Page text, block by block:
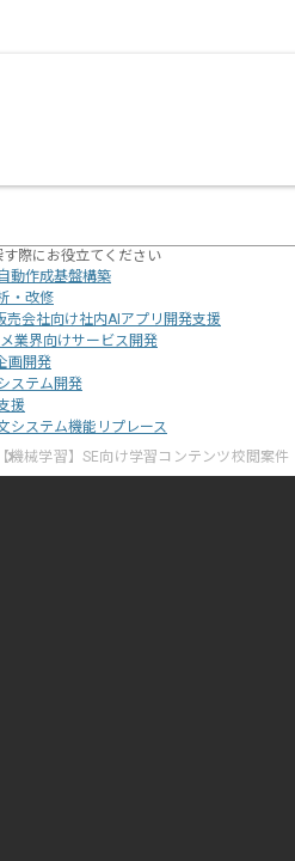
際にお役立てください
動作成基盤構築
・改修
売会社向け社内AIアプリ開発支援
業界向けサービス開発
画開発
ステム開発
援
システム機能リプレース
【機械学習】SE向け学習コンテンツ校閲案件